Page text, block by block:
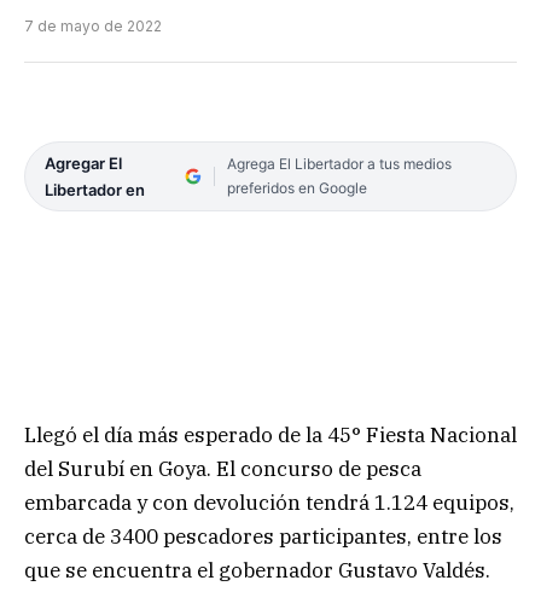
7 de mayo de 2022
Agregar El
Libertador en
Agrega El Libertador a tus medios
preferidos en Google
Llegó el día más esperado de la 45° Fiesta Nacional
del Surubí en Goya. El concurso de pesca
embarcada y con devolución tendrá 1.124 equipos,
cerca de 3400 pescadores participantes, entre los
que se encuentra el gobernador Gustavo Valdés.